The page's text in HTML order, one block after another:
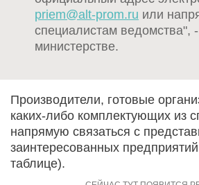
priem@alt-prom.ru или
специалистам ведомства",
министерстве.
Производители, готовые
каких-либо комплектующих из
напрямую связаться с
заинтересованных
таблице).